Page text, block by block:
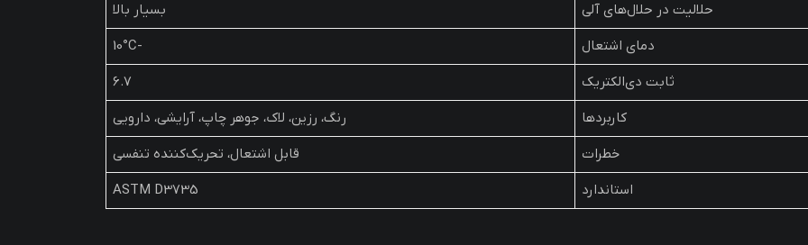
حلالیت در حلال‌های آلی
بسیار بالا
دمای اشتعال
-10°C
ثابت دی‌الکتریک
6.7
کاربردها
رنگ، رزین، لاک، جوهر چاپ، آرایشی، دارویی
خطرات
قابل اشتعال، تحریک‌کننده تنفسی
استاندارد
ASTM D3735